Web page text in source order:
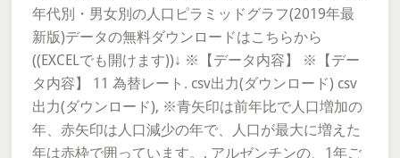
年代別・男女別の人口ピラミッドグラフ(2019年最
新版)データの無料ダウンロードはこちらから
((EXCELでも開けます))↓ ※【データ内容】 ※【デー
タ内容】 11 為替レート. csv出力(ダウンロード) csv
出力(ダウンロード), ※青矢印は前年比で人口増加の
年、赤矢印は人口減少の年で、人口が最大に増えた
年は赤枠で囲っています。, アルゼンチンの、1年ご